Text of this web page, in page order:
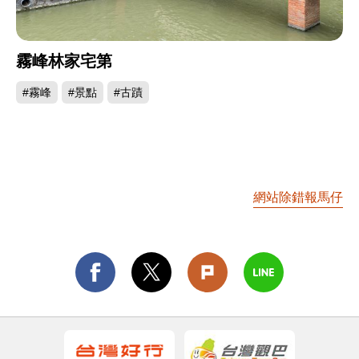
霧峰林家宅第
#霧峰 #景點 #古蹟
網站除錯報馬仔